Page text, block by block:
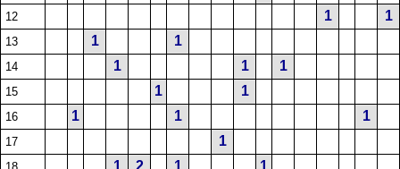
12 1 1
13 1 1
14 1 1 1
15 1 1
16 1 1 1
17 1